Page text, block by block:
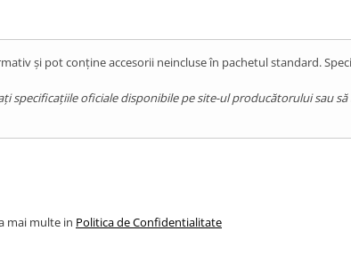
și pot conține accesorii neincluse în pachetul standard.
specificațiile oficiale disponibile pe site-ul producătorului sau
mai multe in Politica de Confidentialitate